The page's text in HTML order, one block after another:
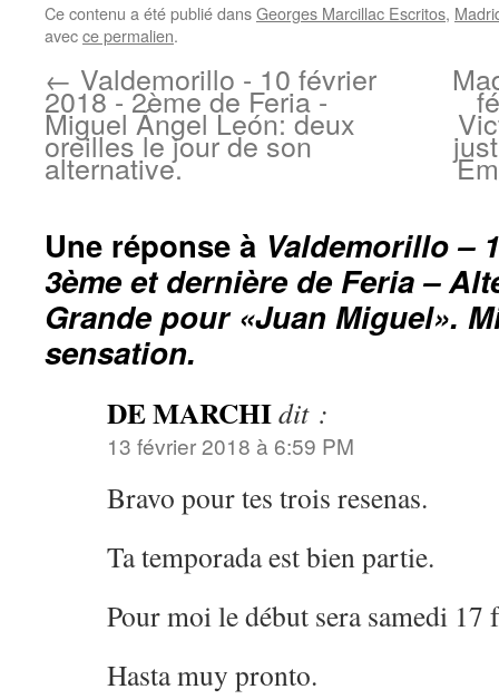
Ce contenu a été publié dansGeorges Marcillac Escritos,
avecce permalien.
← Valdemorillo - 10 février
2018 - 2ème de Feria -
Miguel Ángel León: deux
oreilles le jour de son
alternative.
Une réponse à Valdemorillo –
3ème et dernière de Feria –
Grande pour «Juan Miguel».
sensation.
DE MARCHIdit :
13 février 2018 à 6:59 PM
Bravo pour tes trois resenas.
Ta temporada est bien partie.
Pour moi le début sera samedi
Hasta muy pronto.